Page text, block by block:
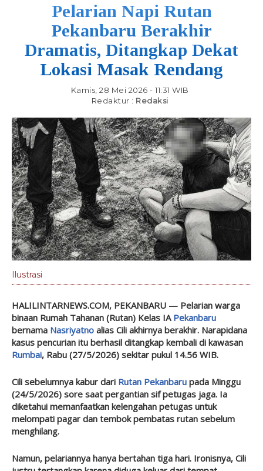
Pelarian Napi Rutan
Pekanbaru Berakhir
Dramatis, Ditangkap Dekat
Lokasi Masak Rendang
Kamis, 28 Mei 2026 - 11:31 WIB
Redaktur : Redaksi
Ilustrasi
HALILINTARNEWS.COM, PEKANBARU — Pelarian warga
binaan Rumah Tahanan (Rutan) Kelas IA Pekanbaru
bernama Nasriyatno alias Cili akhirnya berakhir. Narapidana
kasus pencurian itu berhasil ditangkap kembali di kawasan
Rumbai, Rabu (27/5/2026) sekitar pukul 14.56 WIB.
Cili sebelumnya kabur dari Rutan Pekanbaru pada Minggu
(24/5/2026) sore saat pergantian sif petugas jaga. Ia
diketahui memanfaatkan kelengahan petugas untuk
melompati pagar dan tembok pembatas rutan sebelum
menghilang.
Namun, pelariannya hanya bertahan tiga hari. Ironisnya, Cili